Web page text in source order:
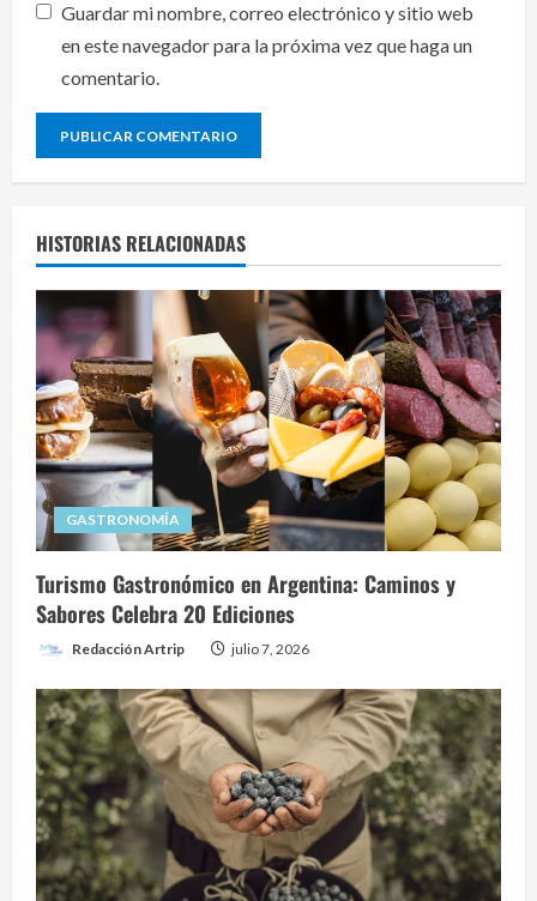
Guardar mi nombre, correo electrónico y sitio web
en este navegador para la próxima vez que haga un
comentario.
HISTORIAS RELACIONADAS
GASTRONOMÍA
Turismo Gastronómico en Argentina: Caminos y
Sabores Celebra 20 Ediciones
Redacción Artrip julio 7, 2026